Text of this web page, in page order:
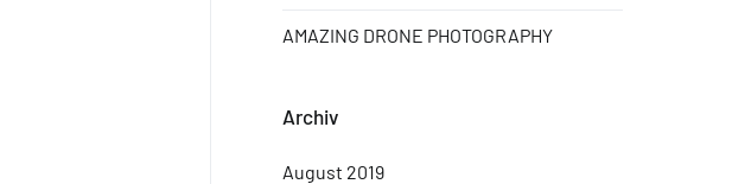
AMAZING DRONE PHOTOGRAPHY
Archiv
August 2019